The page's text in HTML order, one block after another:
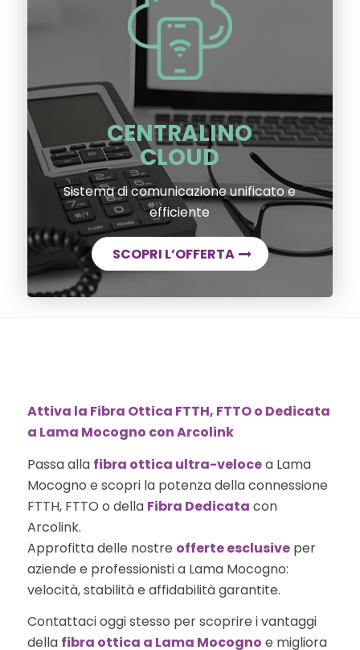
CENTRALINO
CLOUD
Sistema di comunicazione unificato e
efficiente
SCOPRI L’OFFERTA
Attiva la Fibra Ottica FTTH, FTTO o Dedicata
a Lama Mocogno con Arcolink
Passa alla fibra ottica ultra-velocea Lama
Mocogno e scopri la potenza della connessione
FTTH, FTTO o della Fibra Dedicata con
Arcolink.
Approfitta delle nostre offerte esclusiveper
aziende e professionisti a Lama Mocogno:
velocità, stabilità e affidabilità garantite.
Contattaci oggi stesso per scoprire i vantaggi
della fibra ottica a Lama Mocogno e migliora